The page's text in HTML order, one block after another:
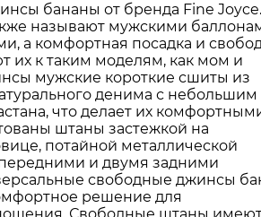
бананы от бренда Fine Joyce.
называют мужскими
а комфортная посадка и
их к таким моделям, как мом и
мужские короткие сшиты из
денима с небольшим
что делает их
штаны застежкой на
потайной металлической
и двумя задними
свободные джинсы
решение для